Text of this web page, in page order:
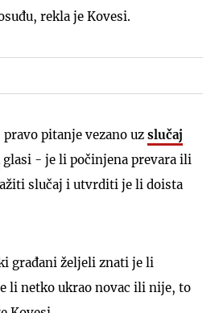
rekla je Kovesi.
pitanje vezano uz slučaj
glasi - je li počinjena prevara ili
slučaj i utvrditi je li doista
građani željeli znati je li
li netko ukrao novac ili nije, to